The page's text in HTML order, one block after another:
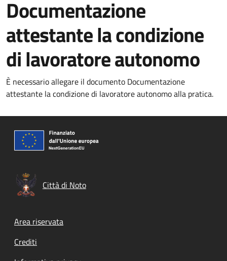
Documentazione
attestante la condizione
di lavoratore autonomo
È necessario allegare il documento Documentazione
attestante la condizione di lavoratore autonomo alla pratica.
Città di Noto
Footer menu
Area riservata
Crediti